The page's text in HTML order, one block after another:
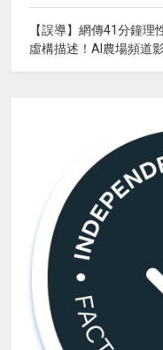
【誤導】網傳41分鐘
虛構描述！AI農場頻道